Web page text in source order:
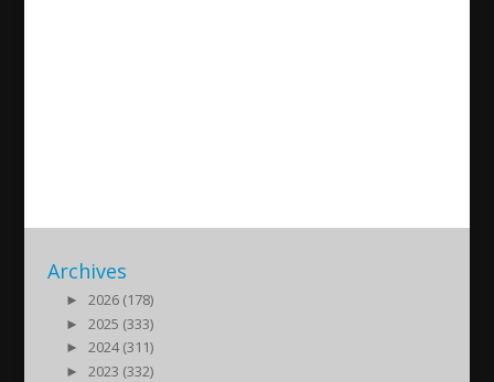
Archives
►
2026 (178)
►
2025 (333)
►
2024 (311)
►
2023 (332)